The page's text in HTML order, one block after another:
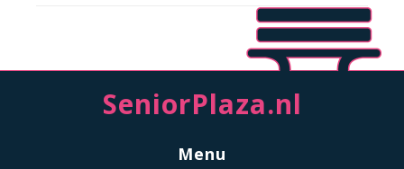
SeniorPlaza.nl
Menu